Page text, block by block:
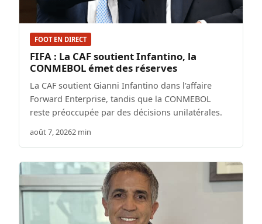
FOOT EN DIRECT
FIFA : La CAF soutient Infantino, la
CONMEBOL émet des réserves
La CAF soutient Gianni Infantino dans l'affaire
Forward Enterprise, tandis que la CONMEBOL
reste préoccupée par des décisions unilatérales.
août 7, 20262 min